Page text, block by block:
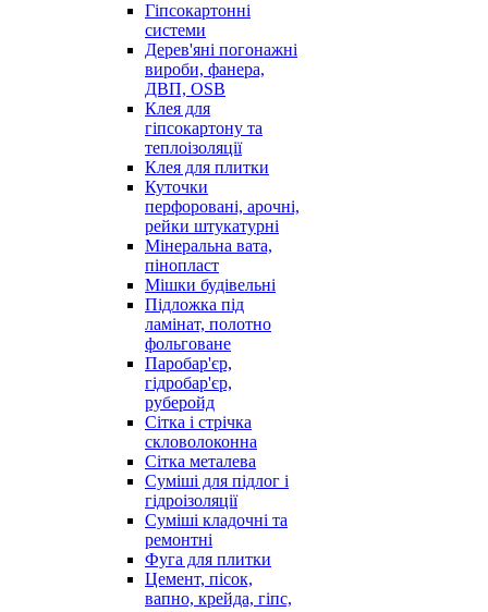
Гіпсокартонні
системи
Дерев'яні погонажні
вироби, фанера,
ДВП, OSB
Клея для
гіпсокартону та
теплоізоляції
Клея для плитки
Куточки
перфоровані, арочні,
рейки штукатурні
Мінеральна вата,
пінопласт
Мішки будівельні
Підложка під
ламінат, полотно
фольговане
Паробар'єр,
гідробар'єр,
руберойд
Сітка і стрічка
скловолоконна
Сітка металева
Суміші для підлог і
гідроізоляції
Суміші кладочні та
ремонтні
Фуга для плитки
Цемент, пісок,
вапно, крейда, гіпс,